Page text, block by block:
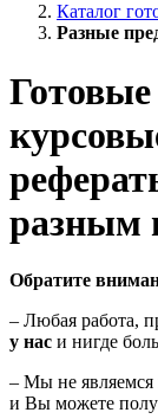
Каталог
Разные
разным
Обратите
– Любая работа,
у нас и нигде
– Мы не являемся
и Вы можете